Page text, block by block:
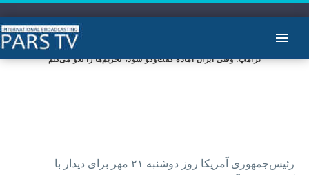
ترامپ: وقتی ایران آماده گفت‌وگو شود، تحریم‌ها را لغو می‌کنم
رئیس‌جمهوری آمریکا روز دوشنبه ۲۱ مهر برای دیدار با